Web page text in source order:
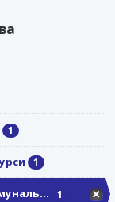
1
1
1